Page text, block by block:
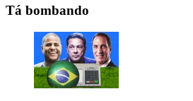
Tá bombando